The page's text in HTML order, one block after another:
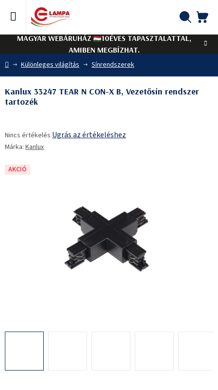
tartalomhoz
MAGYAR WEBÁRUHÁZ
10ÉVES TAPASZTALATTAL,
AMIBEN MEGBÍZHAT.
Kezdőlap
Különleges világítás Sínrendszerek
Kanlux 33247 TEAR N CON-X B, Vezetősín rendszer
tartozék
termék
átlagos
5-
Nincs értékelés Ugrás az értékeléshez
Márka: Kanlux
AKCIÓ